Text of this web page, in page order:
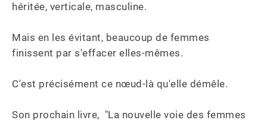
héritée, verticale, masculine.
Mais en les évitant, beaucoup de femmes
finissent par s'effacer elles-mêmes.
C'est précisément ce nœud-là qu'elle démêle.
Son prochain livre,  "La nouvelle voie des femmes